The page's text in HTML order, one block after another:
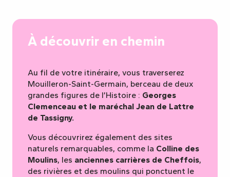
À découvrir en chemin
Au fil de votre itinéraire, vous traverserez
Mouilleron-Saint-Germain, berceau de deux
grandes figures de l’Histoire : Georges
Clemenceau et le maréchal Jean de Lattre
de Tassigny.
Vous découvrirez également des sites
naturels remarquables, comme la Colline des
Moulins, les anciennes carrières de Cheffois,
des rivières et des moulins qui ponctuent le